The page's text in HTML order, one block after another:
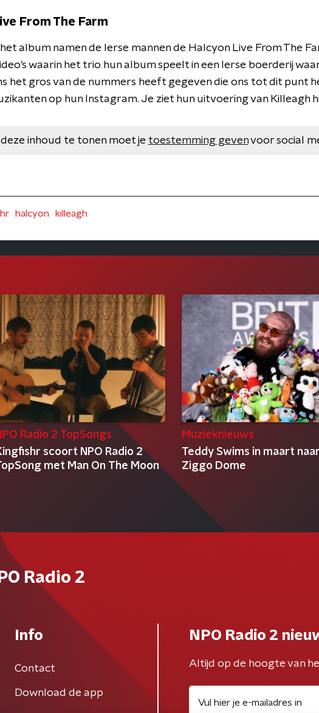
From The Farm
album namen de Ierse mannen de Halcyon Live From The
waarin het trio hun album speelt in een Ierse boerderij
het gros van de nummers heeft gegeven die ons tot dit punt
op hun Instagram. Je ziet hun uitvoering van Killeagh
deze inhoud te tonen moet je toestemming gevenvoor social
halcyon killeagh
Radio 2 TopSongs
scoort NPO Radio 2
met Man On The Moon
Muzieknieuws
Teddy Swims in maart naar
Ziggo Dome
Radio 2
Info
Contact
Download de app
NPO Radio 2
Altijd op de hoogte van